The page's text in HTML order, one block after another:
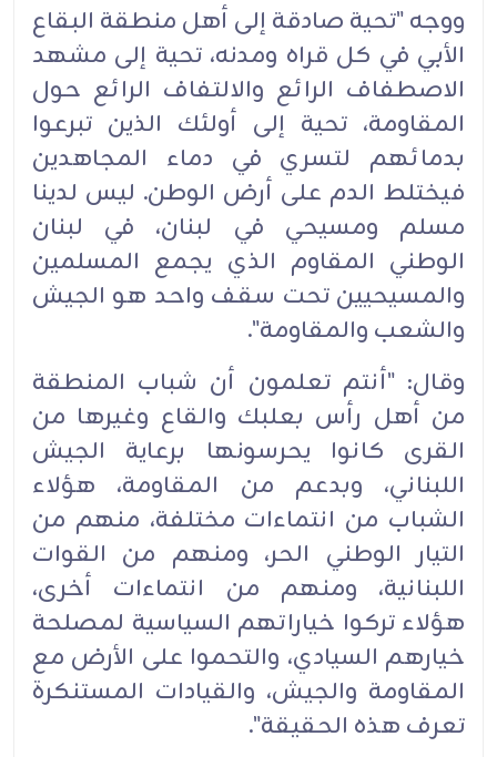
ووجه "تحية صادقة إلى أهل منطقة البقاع
الأبي في كل قراه ومدنه، تحية إلى مشهد
الاصطفاف الرائع والالتفاف الرائع حول
المقاومة، تحية إلى أولئك الذين تبرعوا
بدمائهم لتسري في دماء المجاهدين
فيختلط الدم على أرض الوطن. ليس لدينا
مسلم ومسيحي في لبنان، في لبنان
الوطني المقاوم الذي يجمع المسلمين
والمسيحيين تحت سقف واحد هو الجيش
والشعب والمقاومة".
وقال: "أنتم تعلمون أن شباب المنطقة
من أهل رأس بعلبك والقاع وغيرها من
القرى كانوا يحرسونها برعاية الجيش
اللبناني، وبدعم من المقاومة، هؤلاء
الشباب من انتماءات مختلفة، منهم من
التيار الوطني الحر، ومنهم من القوات
اللبنانية، ومنهم من انتماءات أخرى،
هؤلاء تركوا خياراتهم السياسية لمصلحة
خيارهم السيادي، والتحموا على الأرض مع
المقاومة والجيش، والقيادات المستنكرة
تعرف هذه الحقيقة".